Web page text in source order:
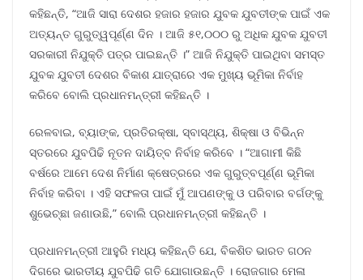
କହିଛନ୍ତି, “ଆଜି ସାରା ଦେଶର ହଜାର ହଜାର ଯୁବକ ଯୁବତୀଙ୍କ ପାଇଁ ଏକ
ଅତ୍ୟନ୍ତ ଗୁରୁତ୍ୱପୂର୍ଣ୍ଣ ଦିନ । ଆଜି ୫୧,୦୦୦ ରୁ ଅଧିକ ଯୁବକ ଯୁବତୀ
ସରକାରୀ ନିଯୁକ୍ତି ପତ୍ର ପାଇଛନ୍ତି ।” ଆଜି ନିଯୁକ୍ତି ପାଇଥିବା ସମସ୍ତ
ଯୁବକ ଯୁବତୀ ଦେଶର ବିକାଶ ଯାତ୍ରାରେ ଏକ ମୁଖ୍ୟ ଭୂମିକା ନିର୍ବାହ
କରିବେ ବୋଲି ପ୍ରଧାନମନ୍ତ୍ରୀ କହିଛନ୍ତି ।
ରେଳବାଇ, ବ୍ୟାଙ୍କ, ପ୍ରତିରକ୍ଷା, ସ୍ବାସ୍ଥ୍ୟ, ଶିକ୍ଷା ଓ ବିଭିନ୍ନ
ସ୍ତରରେ ଯୁବପିଢି ନୂତନ ଦାୟିତ୍ବ ନିର୍ବାହ କରିବେ । “ଆଗାମୀ କିଛି
ବର୍ଷରେ ଆମେ ଦେଶ ନିର୍ମାଣ କ୍ଷେତ୍ରରେ ଏକ ଗୁରୁତ୍ବପୂର୍ଣ୍ଣ ଭୂମିକା
ନିର୍ବାହ କରିବା । ଏହି ସଫଳତା ପାଇଁ ମୁଁ ଆପଣଙ୍କୁ ଓ ପରିବାର ବର୍ଗଙ୍କୁ
ଶୁଭେଚ୍ଛା ଜଣାଉଛି,” ବୋଲି ପ୍ରଧାନମନ୍ତ୍ରୀ କହିଛନ୍ତି ।
ପ୍ରଧାନମନ୍ତ୍ରୀ ଆହୁରି ମଧ୍ୟ କହିଛନ୍ତି ଯେ, ବିକଶିତ ଭାରତ ଗଠନ
ଦିଗରେ ଭାରତୀୟ ଯୁବପିଢି ଗତି ଯୋଗାଉଛନ୍ତି । ରୋଜଗାର ମେଳା